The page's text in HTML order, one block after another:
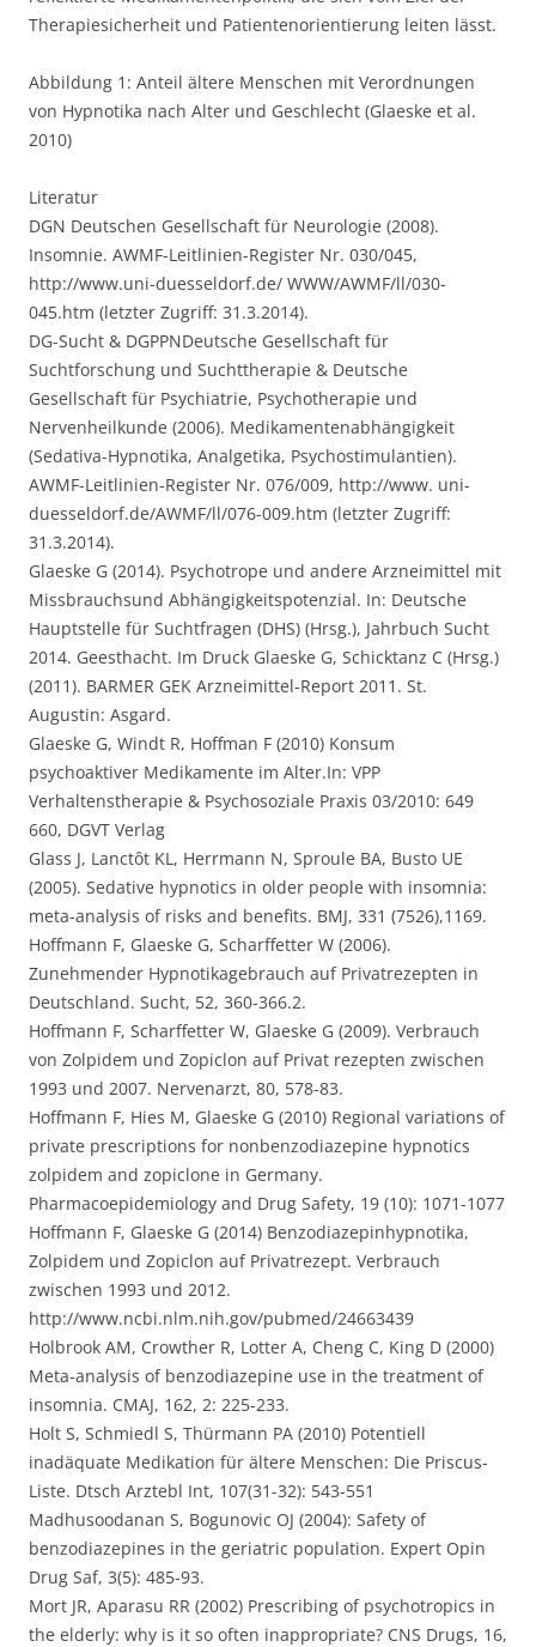
Therapiesicherheit und Patientenorientierung leiten lässt.
Abbildung 1: Anteil ältere Menschen mit Verordnungen
von Hypnotika nach Alter und Geschlecht (Glaeske et al.
2010)
Literatur
DGN Deutschen Gesellschaft für Neurologie (2008).
Insomnie. AWMF-Leitlinien-Register Nr. 030/045,
http://www.uni-duesseldorf.de/ WWW/AWMF/ll/030-
045.htm (letzter Zugriff: 31.3.2014).
DG-Sucht & DGPPNDeutsche Gesellschaft für
Suchtforschung und Suchttherapie & Deutsche
Gesellschaft für Psychiatrie, Psychotherapie und
Nervenheilkunde (2006). Medikamentenabhängigkeit
(Sedativa-Hypnotika, Analgetika, Psychostimulantien).
AWMF-Leitlinien-Register Nr. 076/009, http://www. uni-
duesseldorf.de/AWMF/ll/076-009.htm (letzter Zugriff:
31.3.2014).
Glaeske G (2014). Psychotrope und andere Arzneimittel mit
Missbrauchsund Abhängigkeitspotenzial. In: Deutsche
Hauptstelle für Suchtfragen (DHS) (Hrsg.), Jahrbuch Sucht
2014. Geesthacht. Im Druck Glaeske G, Schicktanz C (Hrsg.)
(2011). BARMER GEK Arzneimittel-Report 2011. St.
Augustin: Asgard.
Glaeske G, Windt R, Hoffman F (2010) Konsum
psychoaktiver Medikamente im Alter.In: VPP
Verhaltenstherapie & Psychosoziale Praxis 03/2010: 649
660, DGVT Verlag
Glass J, Lanctôt KL, Herrmann N, Sproule BA, Busto UE
(2005). Sedative hypnotics in older people with insomnia:
meta-analysis of risks and benefits. BMJ, 331 (7526),1169.
Hoffmann F, Glaeske G, Scharffetter W (2006).
Zunehmender Hypnotikagebrauch auf Privatrezepten in
Deutschland. Sucht, 52, 360-366.2.
Hoffmann F, Scharffetter W, Glaeske G (2009). Verbrauch
von Zolpidem und Zopiclon auf Privat rezepten zwischen
1993 und 2007. Nervenarzt, 80, 578-83.
Hoffmann F, Hies M, Glaeske G (2010) Regional variations of
private prescriptions for nonbenzodiazepine hypnotics
zolpidem and zopiclone in Germany.
Pharmacoepidemiology and Drug Safety, 19 (10): 1071-1077
Hoffmann F, Glaeske G (2014) Benzodiazepinhypnotika,
Zolpidem und Zopiclon auf Privatrezept. Verbrauch
zwischen 1993 und 2012.
http://www.ncbi.nlm.nih.gov/pubmed/24663439
Holbrook AM, Crowther R, Lotter A, Cheng C, King D (2000)
Meta-analysis of benzodiazepine use in the treatment of
insomnia. CMAJ, 162, 2: 225-233.
Holt S, Schmiedl S, Thürmann PA (2010) Potentiell
inadäquate Medikation für ältere Menschen: Die Priscus-
Liste. Dtsch Arztebl Int, 107(31-32): 543-551
Madhusoodanan S, Bogunovic OJ (2004): Safety of
benzodiazepines in the geriatric population. Expert Opin
Drug Saf, 3(5): 485-93.
Mort JR, Aparasu RR (2002) Prescribing of psychotropics in
the elderly: why is it so often inappropriate? CNS Drugs, 16,